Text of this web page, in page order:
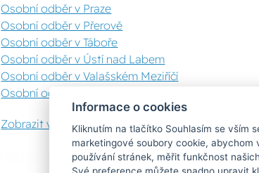
Osobní odběr v Praze
Osobní odběr v Přerově
Osobní odběr v Táboře
Osobní odběr v Ústí nad Labem
Osobní odběr v Valašském Meziříčí
Osobní odběr v Zlíně
Zobrazit vše
Informace o cookies
Kliknutím na tlačítko Souhlasím se vším
marketingové soubory cookie, abychom
používání stránek, měřit funkčnost